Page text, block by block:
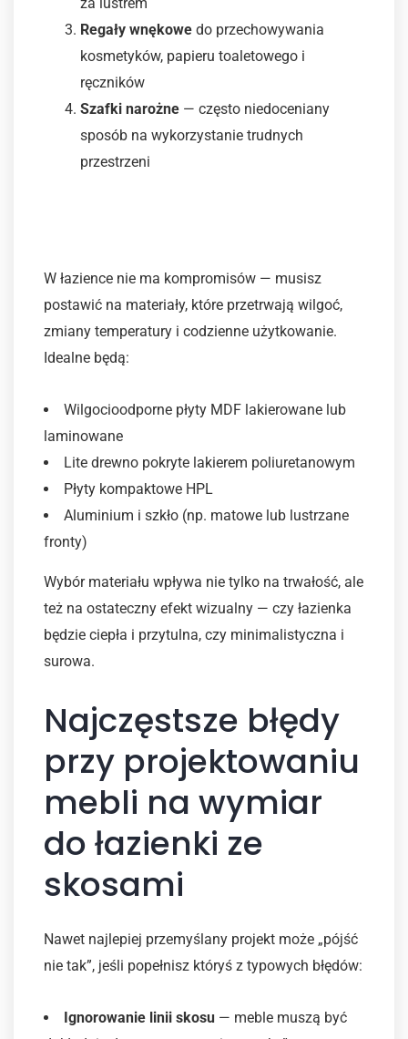
za lustrem
Regały wnękowe do przechowywania
kosmetyków, papieru toaletowego i
ręczników
Szafki narożne — często niedoceniany
sposób na wykorzystanie trudnych
przestrzeni
W łazience nie ma kompromisów — musisz
postawić na materiały, które przetrwają wilgoć,
zmiany temperatury i codzienne użytkowanie.
Idealne będą:
Wilgocioodporne płyty MDF lakierowane lub
laminowane
Lite drewno pokryte lakierem poliuretanowym
Płyty kompaktowe HPL
Aluminium i szkło (np. matowe lub lustrzane
fronty)
Wybór materiału wpływa nie tylko na trwałość, ale
też na ostateczny efekt wizualny — czy łazienka
będzie ciepła i przytulna, czy minimalistyczna i
surowa.
Najczęstsze błędy
przy projektowaniu
mebli na wymiar
do łazienki ze
skosami
Nawet najlepiej przemyślany projekt może „pójść
nie tak”, jeśli popełnisz któryś z typowych błędów:
Ignorowanie linii skosu — meble muszą być